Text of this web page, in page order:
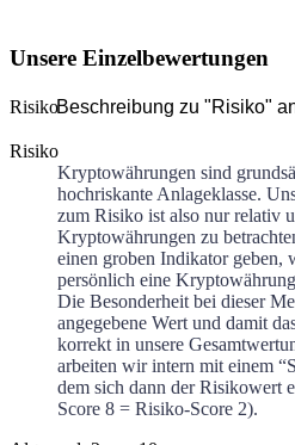
Unsere Einzelbewertungen
RisikoBeschreibung zu "Risiko"
Risiko
Kryptowährungen sind
hochriskante Anlageklasse.
zum Risiko ist also nur relativ
Kryptowährungen zu
einen groben Indikator geben,
persönlich eine
Die Besonderheit bei dieser
angegebene Wert und damit
korrekt in unsere
arbeiten wir intern mit einem
dem sich dann der Risikowert
Score 8 = Risiko-Score 2).